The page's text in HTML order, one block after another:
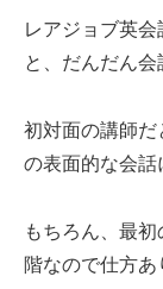
レアジョブ英
と、だんだん会
初対面の講師
の表面的な会話
もちろん、最
階なので仕方あ